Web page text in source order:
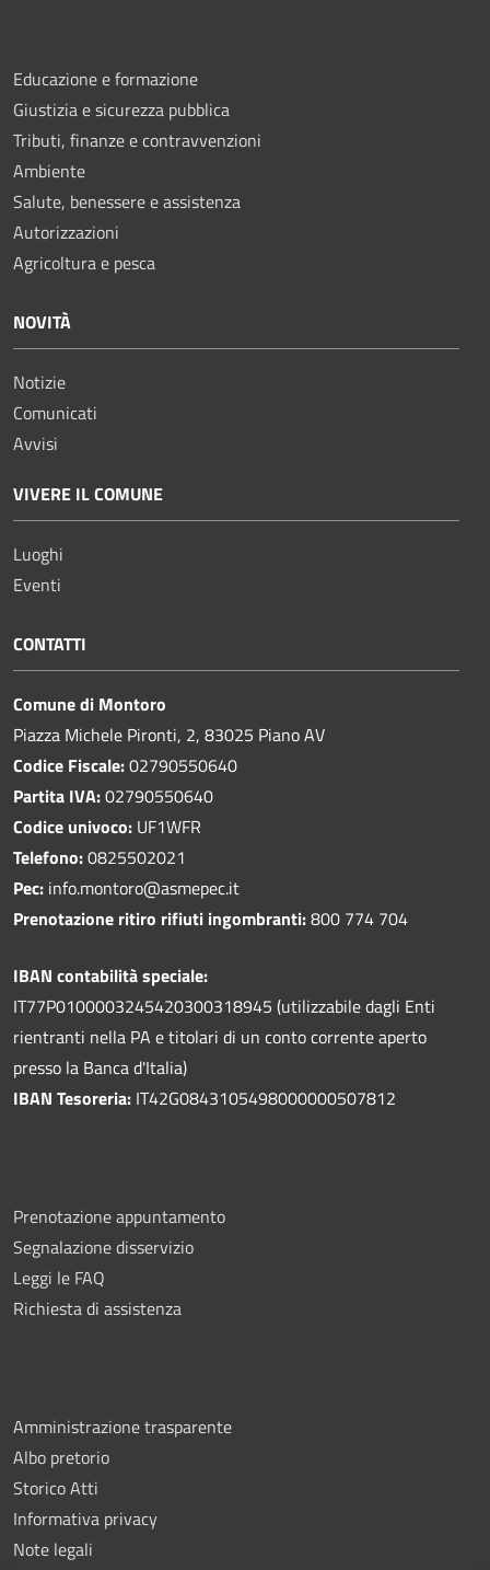
Educazione e formazione
Giustizia e sicurezza pubblica
Tributi, finanze e contravvenzioni
Ambiente
Salute, benessere e assistenza
Autorizzazioni
Agricoltura e pesca
NOVITÀ
Notizie
Comunicati
Avvisi
VIVERE IL COMUNE
Luoghi
Eventi
CONTATTI
Comune di Montoro
Piazza Michele Pironti, 2, 83025 Piano AV
Codice Fiscale:02790550640
Partita IVA:02790550640
Codice univoco: UF1WFR
Telefono:0825502021
Pec: info.montoro@asmepec.it
Prenotazione ritiro rifiuti ingombranti:800 774 704
IBAN contabilità speciale:
IT77P0100003245420300318945 (utilizzabile dagli Enti
rientranti nella PA e titolari di un conto corrente aperto
presso la Banca d'Italia)
IBAN Tesoreria: IT42G0843105498000000507812
Prenotazione appuntamento
Segnalazione disservizio
Leggi le FAQ
Richiesta di assistenza
Amministrazione trasparente
Albo pretorio
Storico Atti
Informativa privacy
Note legali